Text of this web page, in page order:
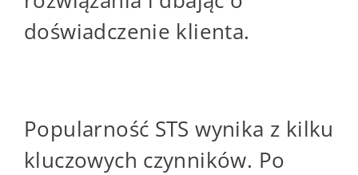
doświadczenie klienta.
Popularność STS wynika z kilku
kluczowych czynników. Po